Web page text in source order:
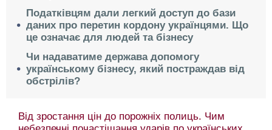
Податківцям дали легкий доступ до бази
даних про перетин кордону українцями. Що
це означає для людей та бізнесу
Чи надаватиме держава допомогу
українському бізнесу, який постраждав від
обстрілів?
Від зростання цін до порожніх полиць. Чим